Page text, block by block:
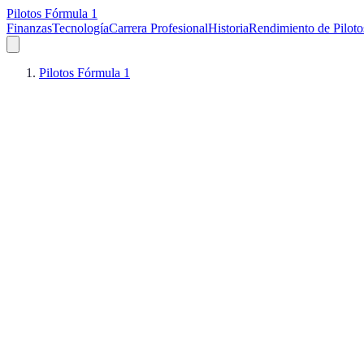
Pilotos Fórmula 1
FinanzasTecnologíaCarrera ProfesionalHistoriaRendimiento de
Pilotos Fórmula 1